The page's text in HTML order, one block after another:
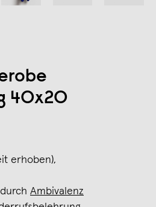
40x20
erhoben),
Ambivalenz